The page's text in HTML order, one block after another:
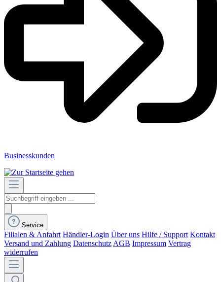
Businesskunden
Service
Filialen & Anfahrt Händler-Login Über uns Hilfe / Support Kontakt
Versand und Zahlung Datenschutz AGB Impressum Vertrag
widerrufen